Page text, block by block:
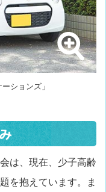
ションズ」
は、現在、少子高齢
を抱えています。ま